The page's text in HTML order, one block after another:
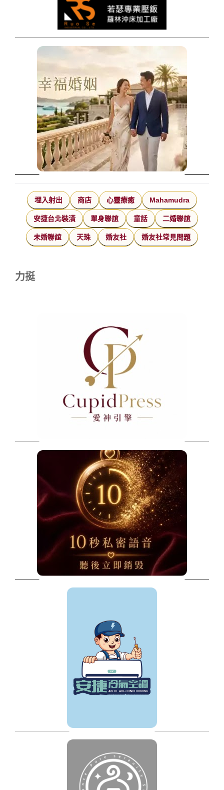
埋入射出 商店 心靈療癒 Mahamudra
安捷台北裝潢 單身聯誼 童話 二婚聯誼
未婚聯誼 天珠 婚友社 婚友社常見問題
力挺